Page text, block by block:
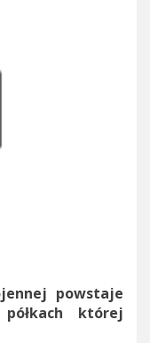
powstaje
której